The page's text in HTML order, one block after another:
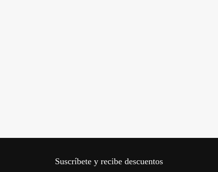
Suscríbete y recibe descuentos